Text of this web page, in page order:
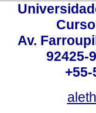
Av.
92425-